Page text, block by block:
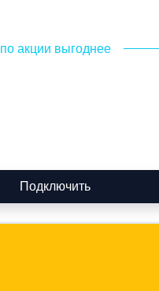
по акции выгоднее
Подключить